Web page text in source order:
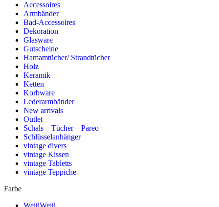
Accessoires
Armbänder
Bad-Accessoires
Dekoration
Glasware
Gutscheine
Hamamtücher/ Strandtücher
Holz
Keramik
Ketten
Korbware
Lederarmbänder
New arrivals
Outlet
Schals – Tücher – Pareo
Schlüsselanhänger
vintage divers
vintage Kissen
vintage Tabletts
vintage Teppiche
Farbe
WeißWeiß